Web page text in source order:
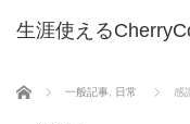
生涯使える
ホーム 一般記事 日常 感